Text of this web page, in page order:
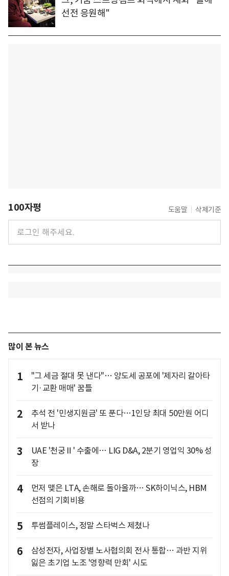
선전 응원해"
100자평 도움말 삭제기준
많이 본 뉴스
1
"그 세금 절대 못 낸다"… 양도세 공포에 '제자리 갈아타
기·교환 매매' 꿈틀
2
추석 전 '민생지원금' 또 푼다…1인당 최대 50만원 어디
서 받나
3
UAE '천궁Ⅱ' 수출에… LIG D&A, 2분기 영업익 30% 성
장
4
먼저 맺은 LTA, 손해로 돌아올까… SK하이닉스, HBM
선점의 기회비용
5 투썸플레이스, 정말 스타벅스 제쳤나
6
삼성전자, 사업장별 노사협의회 전사 통합… 과반 지위
잃은 초기업 노조 '영향력 만회' 시도